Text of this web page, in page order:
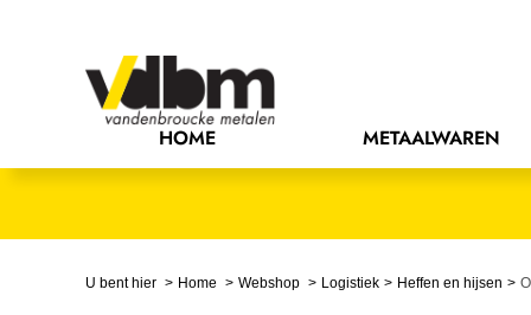
HOME METAALWAREN
Bevestigingsmaterialen
Elektrische componenten
U bent hier Home Webshop Logistiek Heffen en hijsen